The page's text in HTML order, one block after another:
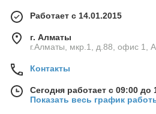
Работает с 14.01.2015
г. Алматы
г.Алматы, мкр.1, д.88, офис 1,
Контакты
Сегодня работает с 09:00 до
Показать весь график